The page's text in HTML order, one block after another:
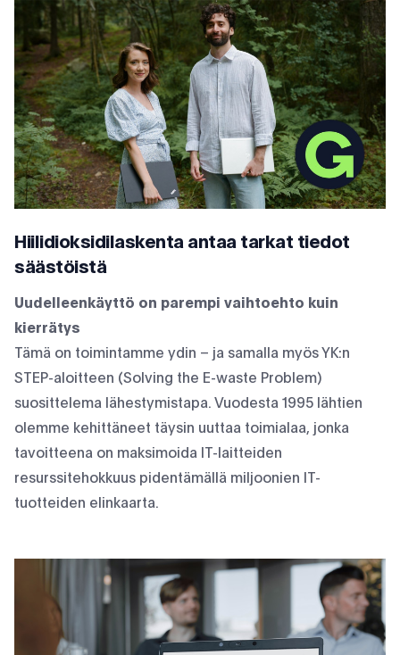
Hiilidioksidilaskenta antaa tarkat tiedot
säästöistä
Uudelleenkäyttö on parempi vaihtoehto kuin
kierrätys
Tämä on toimintamme ydin – ja samalla myös YK:n
STEP-aloitteen (Solving the E-waste Problem)
suosittelema lähestymistapa. Vuodesta 1995 lähtien
olemme kehittäneet täysin uuttaa toimialaa, jonka
tavoitteena on maksimoida IT-laitteiden
resurssitehokkuus pidentämällä miljoonien IT-
tuotteiden elinkaarta.